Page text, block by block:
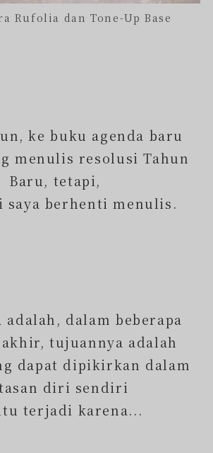
Rufolia dan Tone-Up Base
ke buku agenda baru
menulis resolusi Tahun
Baru, tetapi,
saya berhenti menulis.
adalah, dalam beberapa
tujuannya adalah
dapat dipikirkan dalam
diri sendiri
terjadi karena...